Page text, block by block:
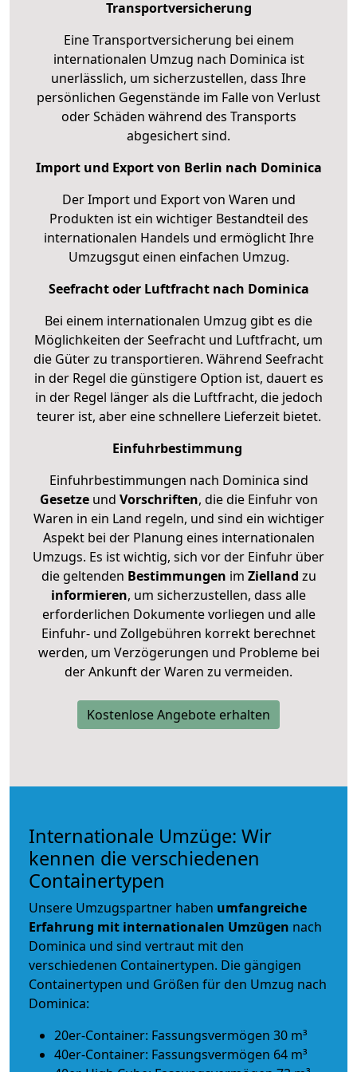
Transportversicherung
Eine Transportversicherung bei einem
internationalen Umzug nach Dominica ist
unerlässlich, um sicherzustellen, dass Ihre
persönlichen Gegenstände im Falle von Verlust
oder Schäden während des Transports
abgesichert sind.
Import und Export von Berlin nach Dominica
Der Import und Export von Waren und
Produkten ist ein wichtiger Bestandteil des
internationalen Handels und ermöglicht Ihre
Umzugsgut einen einfachen Umzug.
Seefracht oder Luftfracht nach Dominica
Bei einem internationalen Umzug gibt es die
Möglichkeiten der Seefracht und Luftfracht, um
die Güter zu transportieren. Während Seefracht
in der Regel die günstigere Option ist, dauert es
in der Regel länger als die Luftfracht, die jedoch
teurer ist, aber eine schnellere Lieferzeit bietet.
Einfuhrbestimmung
Einfuhrbestimmungen nach Dominica sind
Gesetzeund Vorschriften, die die Einfuhr von
Waren in ein Land regeln, und sind ein wichtiger
Aspekt bei der Planung eines internationalen
Umzugs. Es ist wichtig, sich vor der Einfuhr über
die geltenden Bestimmungen im Zielland zu
informieren, um sicherzustellen, dass alle
erforderlichen Dokumente vorliegen und alle
Einfuhr- und Zollgebühren korrekt berechnet
werden, um Verzögerungen und Probleme bei
der Ankunft der Waren zu vermeiden.
Kostenlose Angebote erhalten
Internationale Umzüge: Wir
kennen die verschiedenen
Containertypen
Unsere Umzugspartner haben umfangreiche
Erfahrung mit internationalen Umzügen nach
Dominica und sind vertraut mit den
verschiedenen Containertypen. Die gängigen
Containertypen und Größen für den Umzug nach
Dominica:
20er-Container: Fassungsvermögen 30 m³
40er-Container: Fassungsvermögen 64 m³